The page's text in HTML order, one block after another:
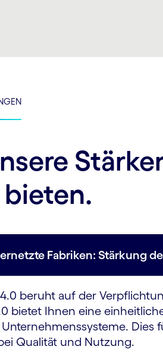
Fabriken: Stärkung
beruht auf der
bietet Ihnen eine
Qualität und Nutzung.